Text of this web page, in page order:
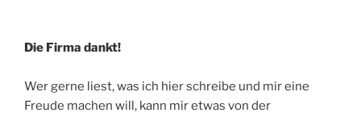
Die Firma dankt!
Wer gerne liest, was ich hier schreibe und mir eine
Freude machen will, kann mir etwas von der